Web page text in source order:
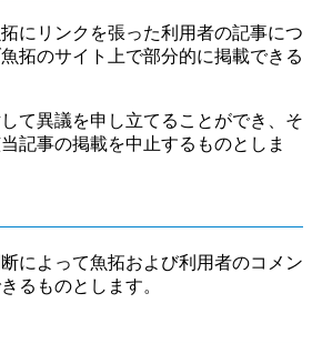
にリンクを張った利用者の記事につ
拓のサイト上で部分的に掲載できる
て異議を申し立てることができ、そ
記事の掲載を中止するものとしま
によって魚拓および利用者のコメン
るものとします。